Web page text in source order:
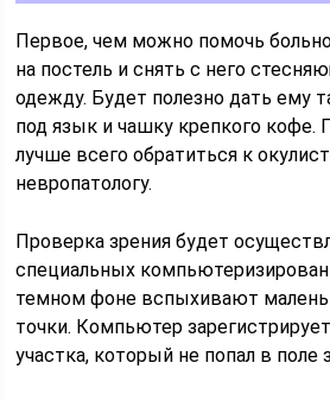
Первое, чем можно помочь
на постель и снять с него
одежду. Будет полезно дать ему
под язык и чашку крепкого кофе.
лучше всего обратиться к
невропатологу.
Проверка зрения будет
специальных
темном фоне вспыхивают
точки. Компьютер
участка, который не попал в поле